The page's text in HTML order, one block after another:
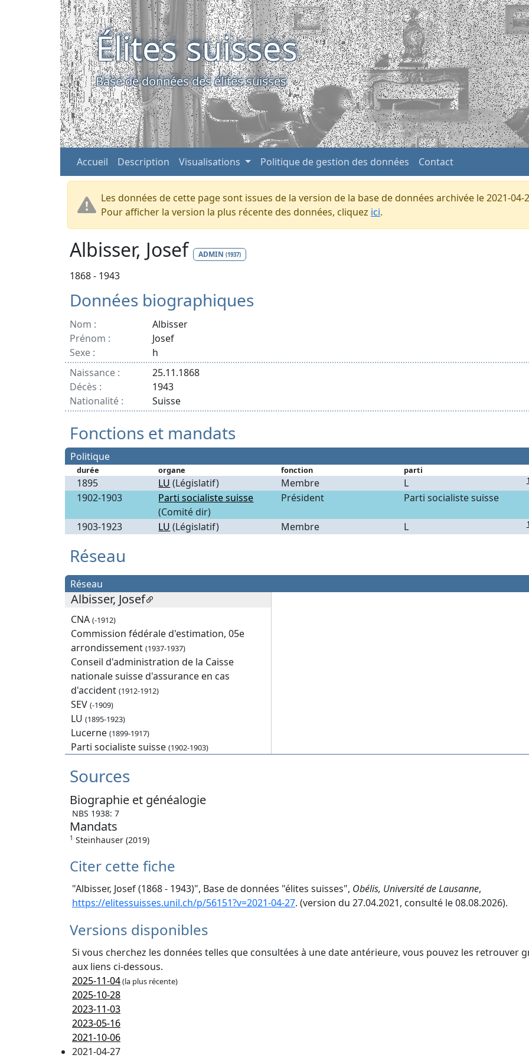
Élites suisses
Base de données des élites suisses
Accueil Description Visualisations Politique de gestion des données Contact
Les données de cette page sont issues de la version de la base de données archivée le 2021-04-
Pour afficher la version la plus récente des données, cliquez ici.
Albisser, Josef ADMIN (1937)
1868 - 1943
Données biographiques
Nom :
Albisser
Prénom :
Josef
Sexe :
h
Naissance :
25.11.1868
Décès :
1943
Nationalité :
Suisse
Fonctions et mandats
Politique
durée organe fonction parti
1895 LU (Législatif) Membre L
1902-1903
Parti socialiste suisse
(Comité dir)
Président Parti socialiste suisse
1903-1923 LU (Législatif) Membre L
Réseau
Réseau
Albisser, Josef
CNA (-1912)
Commission fédérale d'estimation, 05e
arrondissement (1937-1937)
Conseil d'administration de la Caisse
nationale suisse d'assurance en cas
d'accident (1912-1912)
SEV (-1909)
LU (1895-1923)
Lucerne (1899-1917)
Parti socialiste suisse (1902-1903)
Sources
Biographie et généalogie
NBS 1938: 7
Mandats
1 Steinhauser (2019)
Citer cette fiche
"Albisser, Josef (1868 - 1943)", Base de données "élites suisses", Obélis, Université de Lausanne,
https://elitessuisses.unil.ch/p/56151?v=2021-04-27. (version du 27.04.2021, consulté le 08.08.2026).
Versions disponibles
Si vous cherchez les données telles que consultées à une date antérieure, vous pouvez les retrouver
aux liens ci-dessous.
2025-11-04(la plus récente)
2025-10-28
2023-11-03
2023-05-16
2021-10-06
2021-04-27